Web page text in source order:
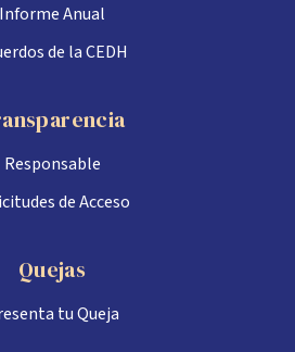
Informe Anual
de la CEDH
Responsable
de Acceso
Quejas
tu Queja